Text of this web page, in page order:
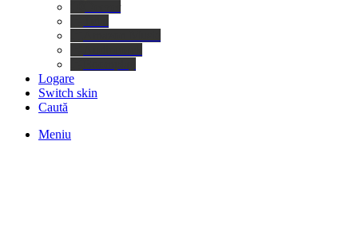
Logare
Switch skin
Caută
Meniu